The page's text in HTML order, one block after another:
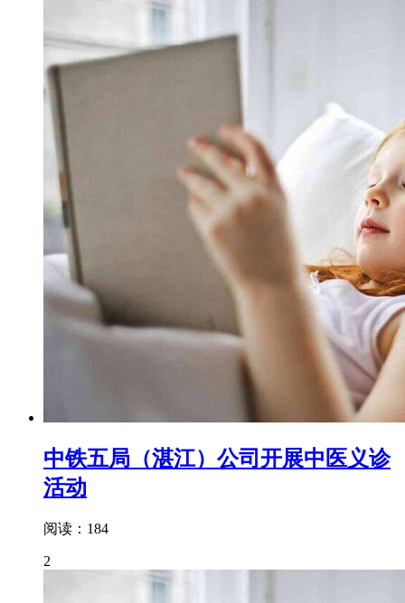
中铁五局（湛江）公司开展中医义诊
活动
阅读：184
2